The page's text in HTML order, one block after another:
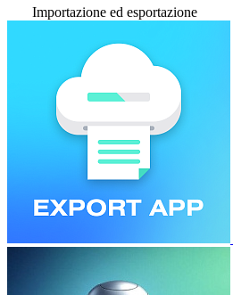
Importazione ed esportazione